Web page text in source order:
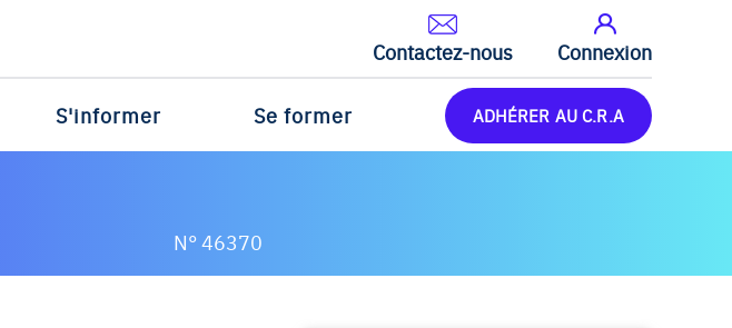
Contactez-nous Connexion
S'informer Se former ADHÉRER AU C.R.A
N° 46370